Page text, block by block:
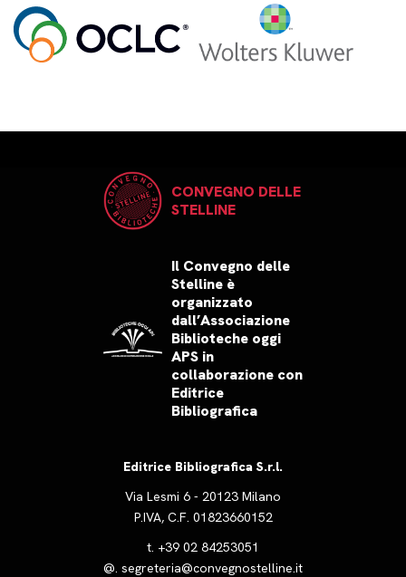
CONVEGNO DELLE
STELLINE
Il Convegno delle
Stelline è
organizzato
dall’Associazione
Biblioteche oggi
APS in
collaborazione con
Editrice
Bibliografica
Editrice Bibliografica S.r.l.
Via Lesmi 6 - 20123 Milano
P.IVA, C.F. 01823660152
t. +39 02 84253051
@. segreteria@convegnostelline.it